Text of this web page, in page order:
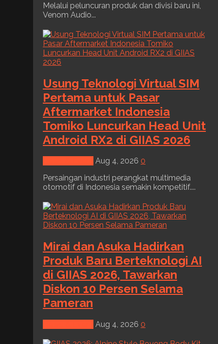
Melalui peluncuran produk dan divisi baru ini,
Venom Audio...
Usung Teknologi Virtual SIM
Pertama untuk Pasar
Aftermarket Indonesia
Tomiko Luncurkan Head Unit
Android RX2 di GIIAS 2026
Aug 4, 2026 0
Persaingan industri perangkat multimedia
otomotif di Indonesia semakin kompetitif....
Mirai dan Asuka Hadirkan
Produk Baru Berteknologi AI
di GIIAS 2026, Tawarkan
Diskon 10 Persen Selama
Pameran
Aug 4, 2026 0